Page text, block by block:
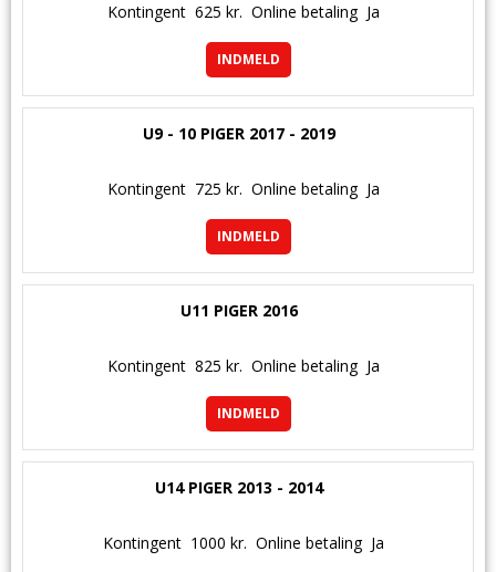
Kontingent 625 kr. Online betaling Ja
INDMELD
U9 - 10 PIGER 2017 - 2019
Kontingent 725 kr. Online betaling Ja
INDMELD
U11 PIGER 2016
Kontingent 825 kr. Online betaling Ja
INDMELD
U14 PIGER 2013 - 2014
Kontingent 1000 kr. Online betaling Ja